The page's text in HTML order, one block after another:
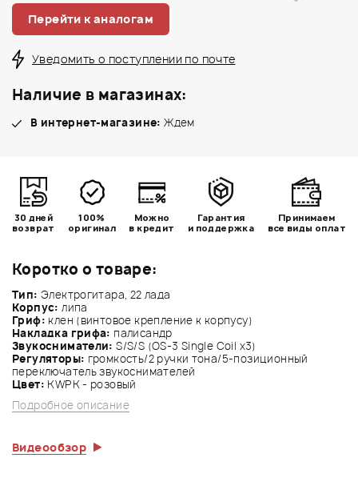
Коротко о товаре:
Тип: Электрогитара, 22 лада
Корпус: липа
Гриф: клен (винтовое крепление к корпусу)
Накладка грифа: палисандр
Звукосниматели: S/S/S (OS-3 Single Coil x3)
Регуляторы: громкость/2 ручки тона/5-позиционный
переключатель звукоснимателей
Цвет: KWPK - розовый
Подробное описание
Видеообзор
Перейти к аналогам
Уведомить о поступлении по почте
Наличие в магазинах:
В интернет-магазине: Ждем
30 дней
возврат
100%
оригинал
Можно
в кредит
Гарантия
и поддержка
Принимаем
все виды оплат